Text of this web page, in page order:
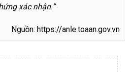
xác nhận.”
Nguồn: https://anle.toaan.gov.vn